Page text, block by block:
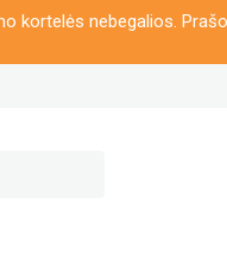
kortelės nebegalios.